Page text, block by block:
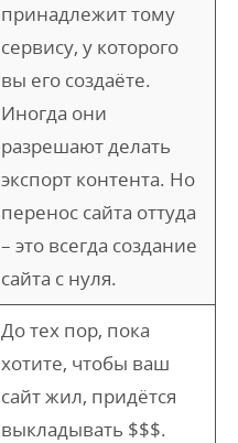
принадлежит тому
сервису, у которого
вы его создаёте.
Иногда они
разрешают делать
экспорт контента. Но
перенос сайта оттуда
– это всегда создание
сайта с нуля.
До тех пор, пока
хотите, чтобы ваш
сайт жил, придётся
выкладывать $$$.